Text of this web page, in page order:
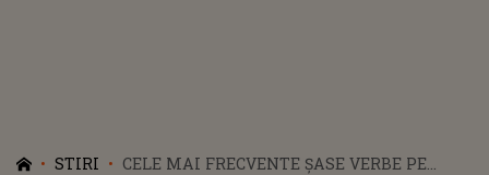
STIRI
CELE MAI FRECVENTE ŞASE VERBE PE